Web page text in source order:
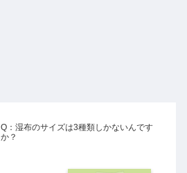
Q：湿布のサイズは3種類しかないんです
か？